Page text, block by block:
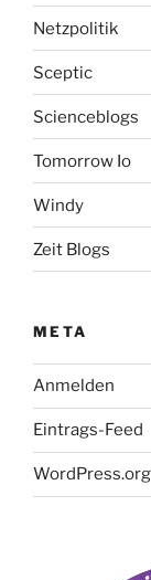
Netzpolitik
Sceptic
Scienceblogs
Tomorrow Io
Windy
Zeit Blogs
META
Anmelden
Eintrags-Feed
WordPress.org